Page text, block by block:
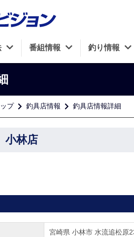
番組情報 釣り情報
プ 釣具店情報 釣具店情報詳細
林店
宮崎県 小林市 水流追松原